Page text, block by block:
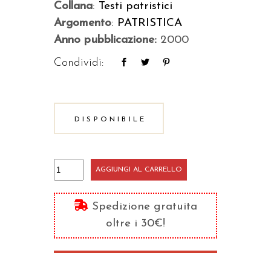
Collana: Testi patristici
Argomento: PATRISTICA
Anno pubblicazione: 2000
Condividi:
DISPONIBILE
Difesa
della
vera
religione
quantità
AGGIUNGI AL CARRELLO
Spedizione gratuita
oltre i 30€!